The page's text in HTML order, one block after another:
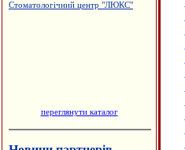
Стоматологічний центр "ЛЮКС"
переглянути каталог